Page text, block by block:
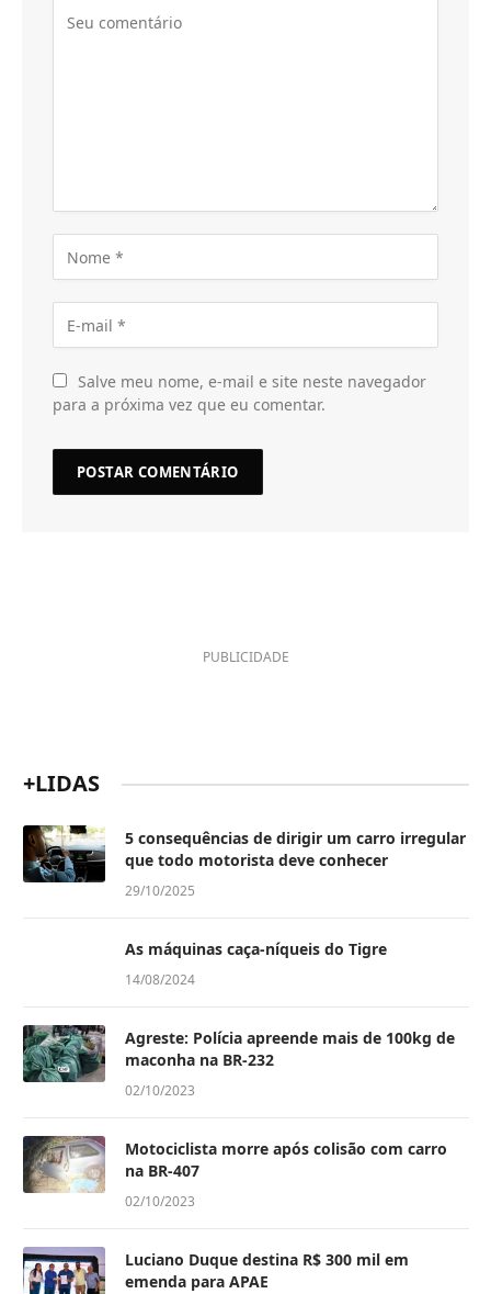
Salve meu nome, e-mail e site neste navegador
para a próxima vez que eu comentar.
PUBLICIDADE
+LIDAS
5 consequências de dirigir um carro irregular
que todo motorista deve conhecer
29/10/2025
As máquinas caça-níqueis do Tigre
14/08/2024
Agreste: Polícia apreende mais de 100kg de
maconha na BR-232
02/10/2023
Motociclista morre após colisão com carro
na BR-407
02/10/2023
Luciano Duque destina R$ 300 mil em
emenda para APAE